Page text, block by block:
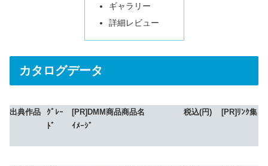
ギャラリー
詳細レビュー
カタログデータ
出典作品
ｸﾞﾚｰ
ﾄﾞ
[PR]DMM商品
ｲﾒｰｼﾞ
商品名 税込(円) [PR]ﾘﾝｸ集